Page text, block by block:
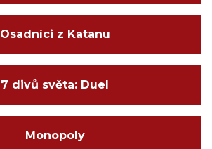
Osadníci z Katanu
7 divů světa: Duel
Monopoly